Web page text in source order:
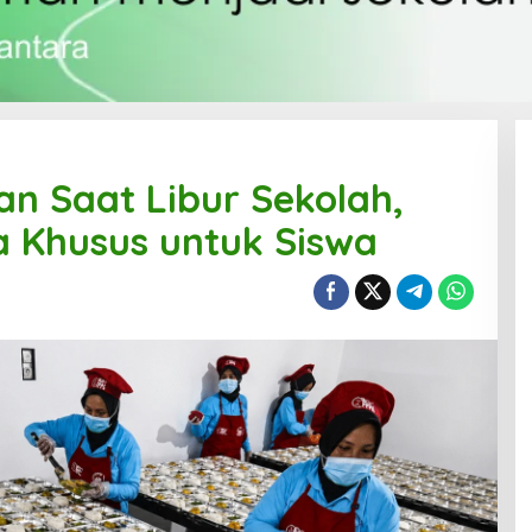
Saat Libur Sekolah,
Khusus untuk Siswa